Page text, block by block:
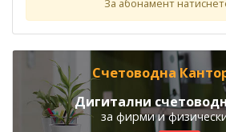
За абонамент
Счетоводна
Дигитални
за фирми и